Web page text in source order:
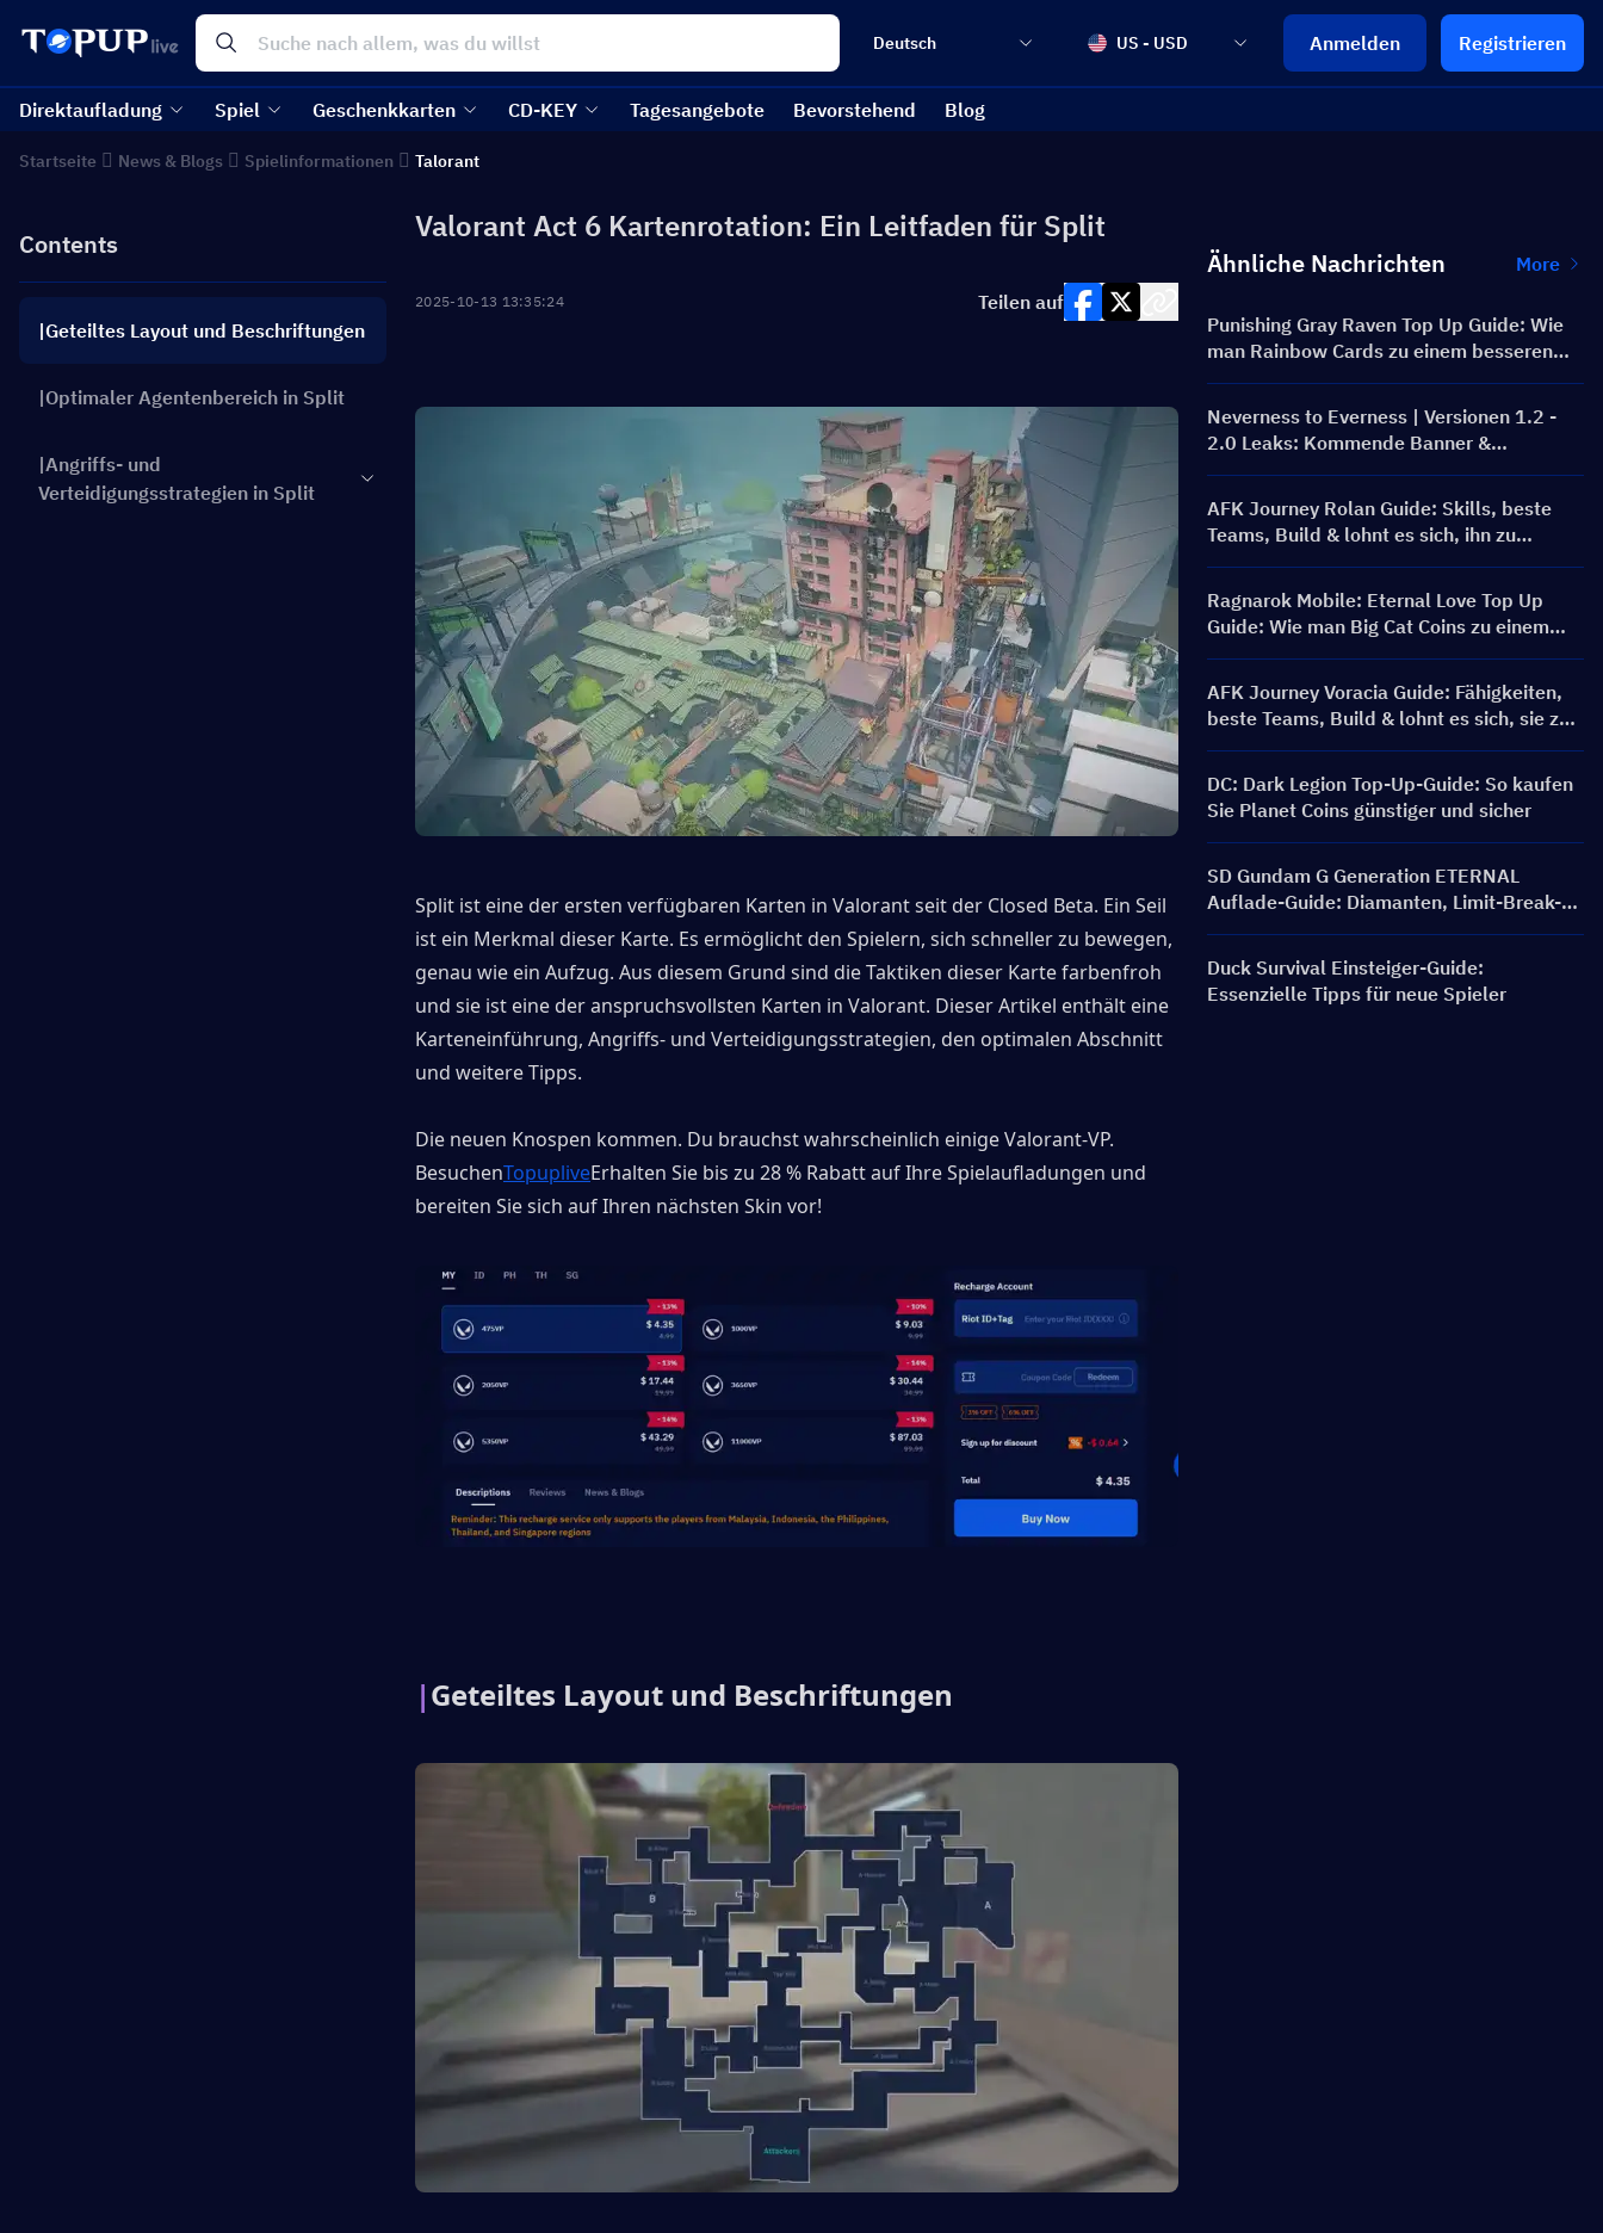
Deutsch US - USD Anmelden Registrieren
Direktaufladung Spiel Geschenkkarten CD-KEY Tagesangebote Bevorstehend Blog
Startseite News & Blogs Spielinformationen Talorant
Contents
|Geteiltes Layout und Beschriftungen
|Optimaler Agentenbereich in Split
|Angriffs- und
Verteidigungsstrategien in Split
Valorant Act 6 Kartenrotation: Ein Leitfaden für Split
2025-10-13 13:35:24 Teilen auf
Split ist eine der ersten verfügbaren Karten in Valorant seit der Closed Beta. Ein Seil
ist ein Merkmal dieser Karte. Es ermöglicht den Spielern, sich schneller zu bewegen,
genau wie ein Aufzug. Aus diesem Grund sind die Taktiken dieser Karte farbenfroh
und sie ist eine der anspruchsvollsten Karten in Valorant. Dieser Artikel enthält eine
Karteneinführung, Angriffs- und Verteidigungsstrategien, den optimalen Abschnitt
und weitere Tipps.
Die neuen Knospen kommen. Du brauchst wahrscheinlich einige Valorant-VP.
BesuchenTopupliveErhalten Sie bis zu 28 % Rabatt auf Ihre Spielaufladungen und
bereiten Sie sich auf Ihren nächsten Skin vor!
|Geteiltes Layout und Beschriftungen
Ähnliche Nachrichten More
Punishing Gray Raven Top Up Guide: Wie
man Rainbow Cards zu einem besseren
Preis bekommt?
Neverness to Everness | Versionen 1.2 -
2.0 Leaks: Kommende Banner &
Roadmap!
AFK Journey Rolan Guide: Skills, beste
Teams, Build & lohnt es sich, ihn zu
ziehen?
Ragnarok Mobile: Eternal Love Top Up
Guide: Wie man Big Cat Coins zu einem
besseren Preis kauft?
AFK Journey Voracia Guide: Fähigkeiten,
beste Teams, Build & lohnt es sich, sie zu
ziehen?
DC: Dark Legion Top-Up-Guide: So kaufen
Sie Planet Coins günstiger und sicher
SD Gundam G Generation ETERNAL
Auflade-Guide: Diamanten, Limit-Break-
Pakete, Preise und Auflademethoden
Duck Survival Einsteiger-Guide:
Essenzielle Tipps für neue Spieler